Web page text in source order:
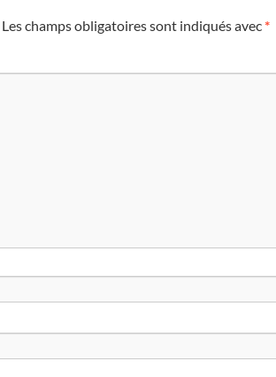
Les champs obligatoires sont indiqués avec*